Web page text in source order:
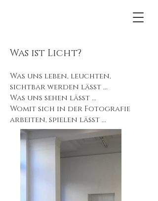
Was ist Licht?
Was uns leben, leuchten,
sichtbar werden lässt ...
Was uns sehen lässt …
Womit sich in der Fotografie
arbeiten, spielen lässt ...